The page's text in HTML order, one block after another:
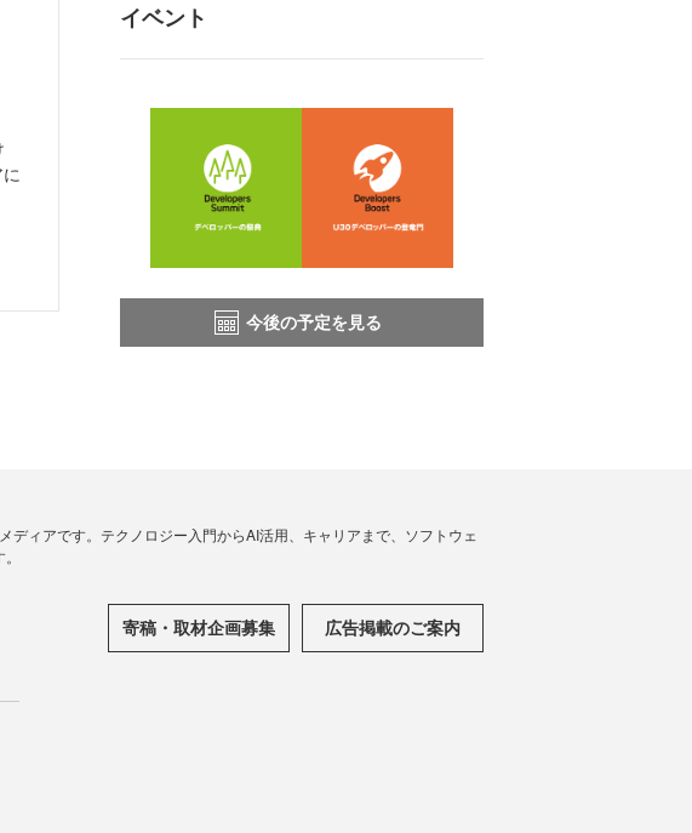
イベント
今後の予定を見る
ディアです。テクノロジー入門からAI活用、キャリアまで、ソフトウェ
寄稿・取材企画募集 広告掲載のご案内